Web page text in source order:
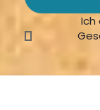
Ich